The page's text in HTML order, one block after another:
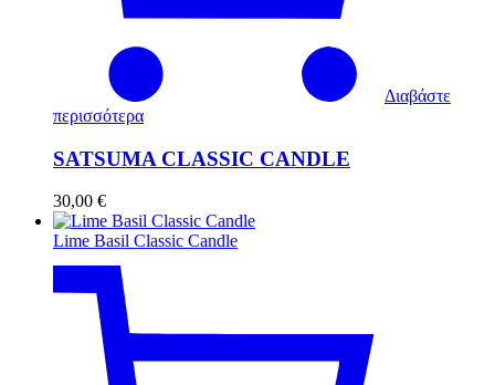
Διαβάστε
περισσότερα
SATSUMA CLASSIC CANDLE
30,00 €
Lime Basil Classic Candle